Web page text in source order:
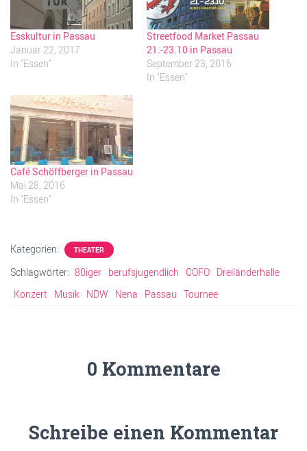
Esskultur in Passau
Januar 22, 2017
In "Essen"
Streetfood Market Passau
21.-23.10 in Passau
September 23, 2016
In "Essen"
Café Schöffberger in Passau
Mai 28, 2016
In "Essen"
Kategorien: THEATER
Schlagwörter: 80iger berufsjugendlich COFO Dreiländerhalle
Konzert Musik NDW Nena Passau Tournee
0 Kommentare
Schreibe einen Kommentar